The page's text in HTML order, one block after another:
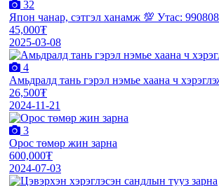
32
Япон чанар, сэтгэл ханамж 💯 Утас:
45,000₮
2025-03-08
4
Амьдралд тань гэрэл нэмье хаана ч
26,500₮
2024-11-21
3
Орос төмөр жин зарна
600,000₮
2024-07-03